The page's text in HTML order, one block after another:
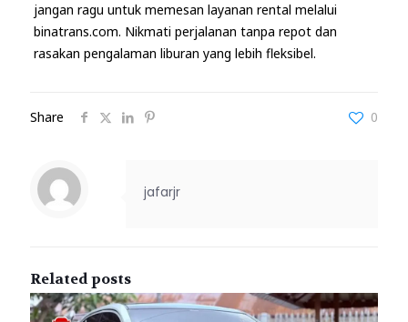
jangan ragu untuk memesan layanan rental melalui
binatrans.com. Nikmati perjalanan tanpa repot dan
rasakan pengalaman liburan yang lebih fleksibel.
Share 0
jafarjr
Related posts